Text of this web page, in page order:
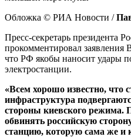
Обложка © РИА Новости /
Пресс-секретарь президента
прокомментировал заявления
что РФ якобы наносит удары
электростанции.
«Всем хорошо известно, что
инфраструктура
стороны киевского режима.
обвинять российскую
станцию, которую сама же и